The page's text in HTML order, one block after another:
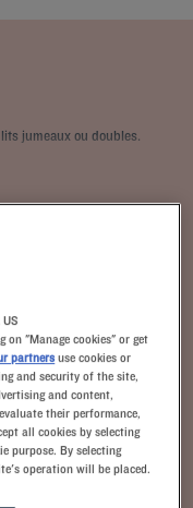
jumeaux ou doubles.
US
on "Manage cookies" or get
partners use cookies or
and security of the site,
and content,
their performance,
all cookies by selecting
purpose. By selecting
operation will be placed.